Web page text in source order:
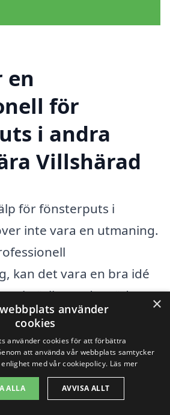
en
för
i andra
Villshärad
för fönsterputs i
inte vara en utmaning.
kan det vara en bra idé
i närliggande städer.
skickliga och pålitliga
området som kan hjälpa
dina fönster skinande
använda vår plattform
offerter från olika
×
använder
cookies
använder cookies för att förbättra
att använda vår webbplats samtycker
med vår cookiepolicy. Läs mer
ALLA AVVISA ALLT